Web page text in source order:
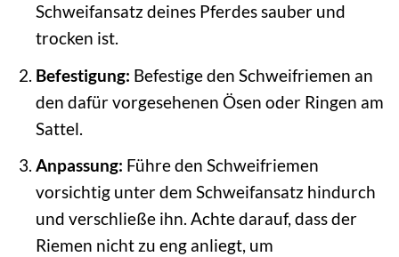
Schweifansatz deines Pferdes sauber und
trocken ist.
Befestigung: Befestige den Schweifriemen an
den dafür vorgesehenen Ösen oder Ringen am
Sattel.
Anpassung: Führe den Schweifriemen
vorsichtig unter dem Schweifansatz hindurch
und verschließe ihn. Achte darauf, dass der
Riemen nicht zu eng anliegt, um